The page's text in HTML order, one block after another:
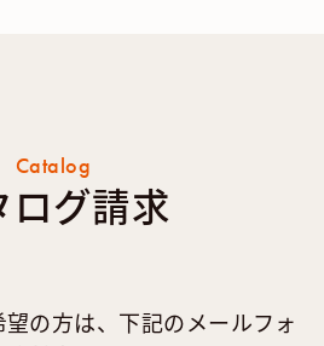
Catalog
ログ請求
の方は、下記のメールフォ